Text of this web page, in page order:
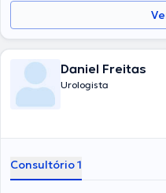
Daniel Freitas
Urologista
Consultório 1